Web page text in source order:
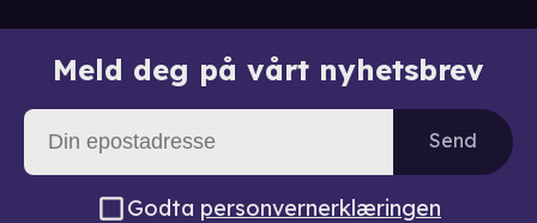
Meld deg på vårt nyhetsbrev
Send
Godta personvernerklæringen